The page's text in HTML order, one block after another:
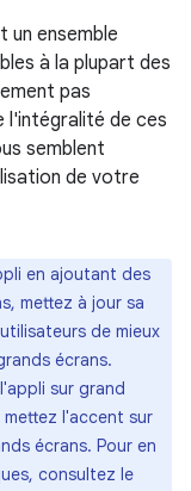
ensemble
à la plupart des
pas
l'intégralité de ces
semblent
de votre
en ajoutant des
mettez à jour sa
de mieux
écrans.
sur grand
l'accent sur
écrans. Pour en
consultez le